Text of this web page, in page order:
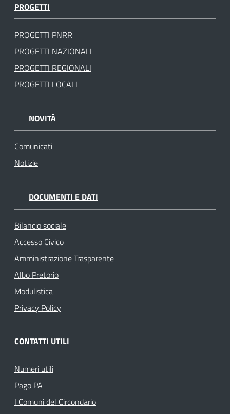
PROGETTI
PROGETTI PNRR
PROGETTI NAZIONALI
PROGETTI REGIONALI
PROGETTI LOCALI
NOVITÀ
Comunicati
Notizie
DOCUMENTI E DATI
Bilancio sociale
Accesso Civico
Amministrazione Trasparente
Albo Pretorio
Modulistica
Privacy Policy
CONTATTI UTILI
Numeri utili
Pago PA
I Comuni del Circondario